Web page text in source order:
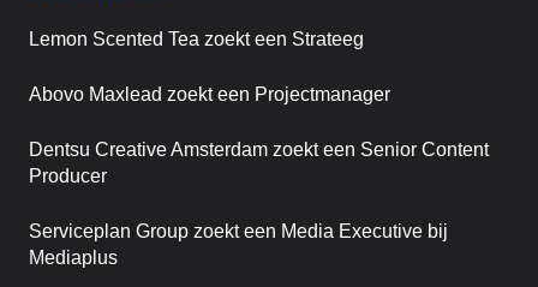
Lemon Scented Tea zoekt een Strateeg
Abovo Maxlead zoekt een Projectmanager
Dentsu Creative Amsterdam zoekt een Senior Content
Producer
Serviceplan Group zoekt een Media Executive bij
Mediaplus